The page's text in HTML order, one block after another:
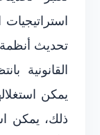
تحديث أنظمة
القانونية
يمكن
ذلك، يمكن